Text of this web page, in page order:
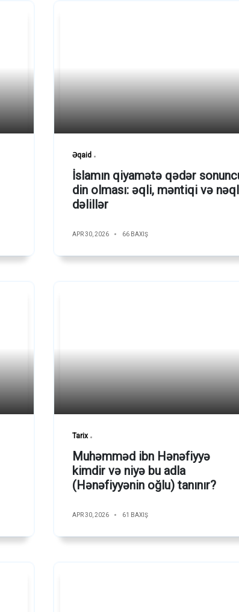
Əqaid
İslamın qiyamətə qədər
din olması: əqli, məntiqi və
dəlillər
APR 30, 2026 66 BAXIŞ
Tarix
Muhəmməd ibn Hənəfiyyə
kimdir və niyə bu adla
(Hənəfiyyənin oğlu) tanınır?
APR 30, 2026 61 BAXIŞ